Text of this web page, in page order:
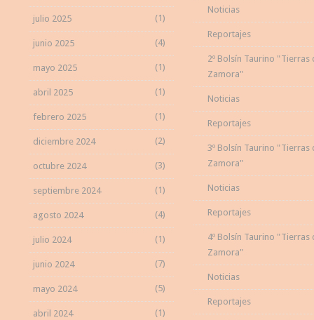
julio 2025 (1)
junio 2025 (4)
mayo 2025 (1)
abril 2025 (1)
febrero 2025 (1)
diciembre 2024 (2)
octubre 2024 (3)
septiembre 2024 (1)
agosto 2024 (4)
julio 2024 (1)
junio 2024 (7)
mayo 2024 (5)
abril 2024 (1)
Noticias
Reportajes
2º Bolsín Taurino "Tierras
Zamora"
Noticias
Reportajes
3º Bolsín Taurino "Tierras
Zamora"
Noticias
Reportajes
4º Bolsín Taurino "Tierras
Zamora"
Noticias
Reportajes